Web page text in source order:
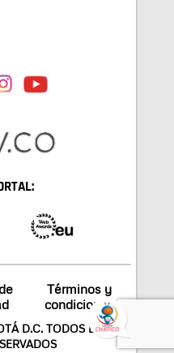
Términos y
condiciones
D.C. TODOS LOS